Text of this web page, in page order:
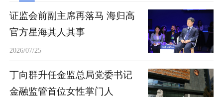
证监会前副主席再落马 海归高
官方星海其人其事
2026/07/25
丁向群升任金监总局党委书记
金融监管首位女性掌门人